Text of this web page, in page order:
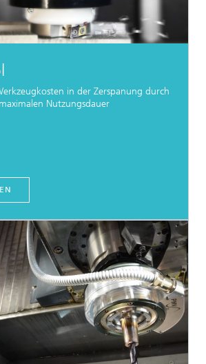
in der Zerspanung durch
Nutzungsdauer